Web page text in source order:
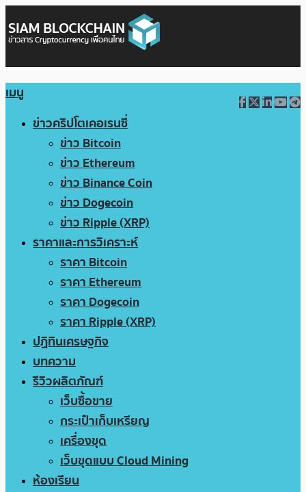
เมนู
ข่าวคริปโตเคอเรนซี่
ข่าว Bitcoin
ข่าว Ethereum
ข่าว Binance Coin
ข่าว Dogecoin
ข่าว Ripple (XRP)
ราคาและการวิเคราะห์
ราคา Bitcoin
ราคา Ethereum
ราคา Dogecoin
ราคา Ripple (XRP)
ปฏิทินเศรษฐกิจ
บทความ
รีวิวผลิตภัณฑ์
เว็บซื้อขาย
กระเป๋าเก็บเหรียญ
เครื่องขุด
เว็บขุดแบบ Cloud Mining
ห้องเรียน